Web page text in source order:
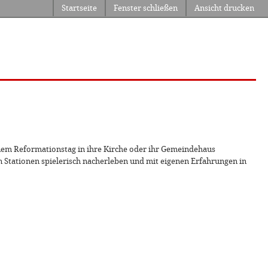
Ansicht drucken
Fenster schließen
Startseite
Reformationstag in ihre Kirche oder ihr Gemeindehaus
spielerisch nacherleben und mit eigenen Erfahrungen in